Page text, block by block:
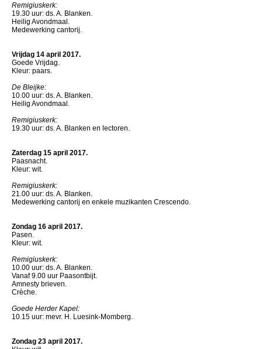
Remigiuskerk:
19.30 uur: ds. A. Blanken.
Heilig Avondmaal.
Medewerking cantorij.
Vrijdag 14 april 2017.
Goede Vrijdag.
Kleur: paars.
De Bleijke:
10.00 uur: ds. A. Blanken.
Heilig Avondmaal.
Remigiuskerk:
19.30 uur: ds. A. Blanken en lectoren.
Zaterdag 15 april 2017.
Paasnacht.
Kleur: wit.
Remigiuskerk:
21.00 uur: ds. A. Blanken.
Medewerking cantorij en enkele muzikanten Crescendo.
Zondag 16 april 2017.
Pasen.
Kleur: wit.
Remigiuskerk:
10.00 uur: ds. A. Blanken.
Vanaf 9.00 uur Paasontbijt.
Amnesty brieven.
Crèche.
Goede Herder Kapel:
10.15 uur: mevr. H. Luesink-Momberg.
Zondag 23 april 2017.